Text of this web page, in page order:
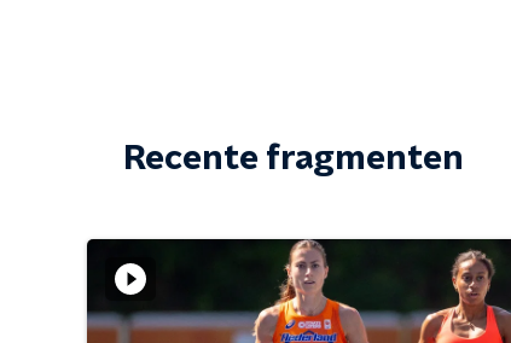
Recente fragmenten